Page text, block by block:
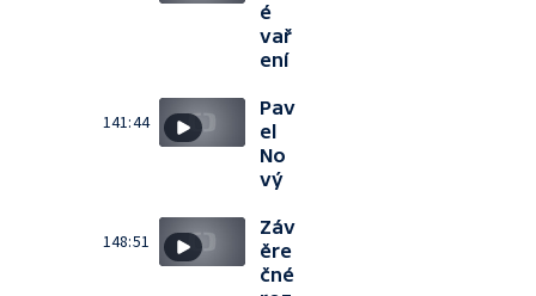
é
vař
ení
141:44
Pav
el
No
vý
148:51
Záv
ěre
čné